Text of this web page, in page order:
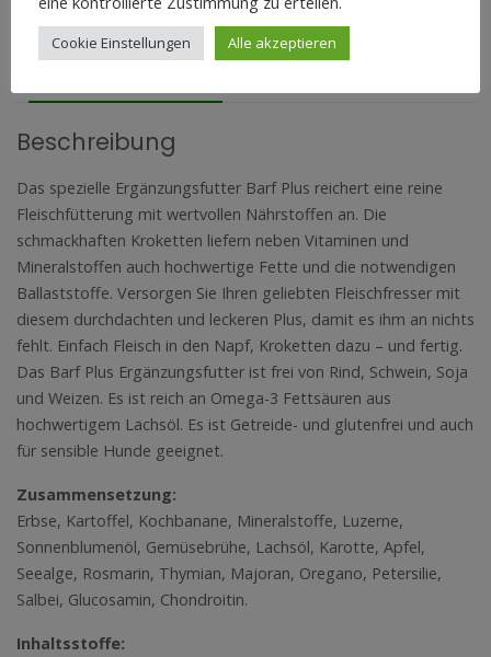
Beschreibung
Das spezielle Ergänzungsfutter Barf Plus reichert eine reine
Fleischfütterung mit wertvollen Nährstoffen an. Die
schmackhaften Kroketten liefern neben Vitaminen und
Mineralstoffen auch hochwertige Fette und die notwendigen
Ballaststoffe. Versorgen Sie Ihren geliebten Fleischfresser mit
diesem durchdachten und leckeren Plus, damit es ihm an nichts
fehlt. Einfach Fleisch in den Napf, Kroketten dazu – und fertig.
Das Barf Plus Ergänzungsfutter ist frei von Rind, Schwein, Soja
und Weizen. Es ist reich an Omega-3 Fettsäuren aus
hochwertigem Lachsöl. Es ist Getreide- und glutenfrei und auch
für sensible Hunde geeignet.
Zusammensetzung:
Erbse, Kartoffel, Kochbanane, Mineralstoffe, Luzerne,
Sonnenblumenöl, Gemüsebrühe, Lachsöl, Karotte, Apfel,
Seealge, Rosmarin, Thymian, Majoran, Oregano, Petersilie,
Salbei, Glucosamin, Chondroitin.
Inhaltsstoffe:
Cookie Einstellungen Alle akzeptieren